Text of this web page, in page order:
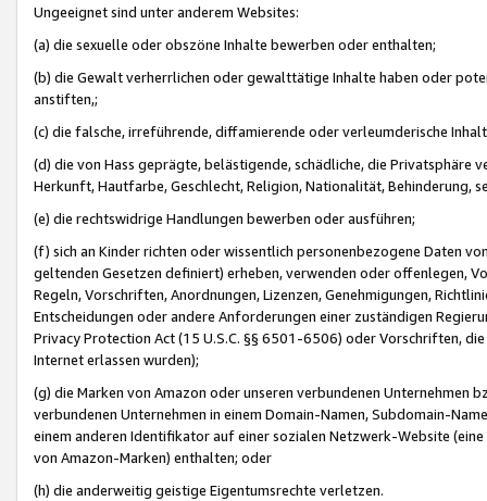
Ungeeignet sind unter anderem Websites:
(a) die sexuelle oder obszöne Inhalte bewerben oder enthalten;
(b) die Gewalt verherrlichen oder gewalttätige Inhalte haben oder
anstiften,;
(c) die falsche, irreführende, diffamierende oder verleumderische
(d) die von Hass geprägte, belästigende, schädliche, die Privatsphäre
Herkunft, Hautfarbe, Geschlecht, Religion, Nationalität, Behinderung,
(e) die rechtswidrige Handlungen bewerben oder ausführen;
(f) sich an Kinder richten oder wissentlich personenbezogene Daten
geltenden Gesetzen definiert) erheben, verwenden oder offenlegen,
Regeln, Vorschriften, Anordnungen, Lizenzen, Genehmigungen,
Entscheidungen oder andere Anforderungen einer zuständigen
Privacy Protection Act (15 U.S.C. §§ 6501-6506) oder Vorschriften,
Internet erlassen wurden);
(g) die Marken von Amazon oder unseren verbundenen Unternehmen
verbundenen Unternehmen in einem Domain-Namen, Subdomain-
einem anderen Identifikator auf einer sozialen Netzwerk-Website
von Amazon-Marken) enthalten; oder
(h) die anderweitig geistige Eigentumsrechte verletzen.